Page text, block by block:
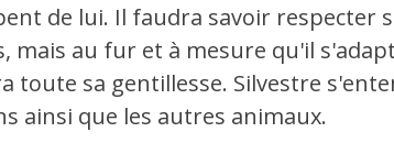
de lui. Il faudra savoir respecter
mais au fur et à mesure qu'il
toute sa gentillesse. Silvestre
ainsi que les autres animaux.